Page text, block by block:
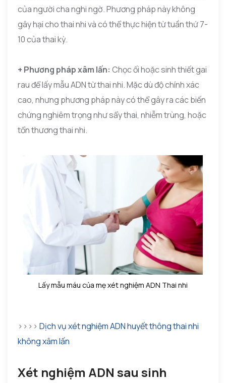
của người cha nghi ngờ. Phương pháp này không
gây hại cho thai nhi và có thể thực hiện từ tuần thứ 7-
10 của thai kỳ.
+ Phương pháp xâm lấn: Chọc ối hoặc sinh thiết gai
rau để lấy mẫu ADN từ thai nhi. Mặc dù độ chính xác
cao, nhưng phương pháp này có thể gây ra các biến
chứng nghiêm trọng như sẩy thai, nhiễm trùng, hoặc
tổn thương thai nhi.
Lấy mẫu máu của mẹ xét nghiệm ADN Thai nhi
>>>> Dịch vụ xét nghiệm ADN huyết thông thai nhi
không xâm lấn
Xét nghiệm ADN sau sinh